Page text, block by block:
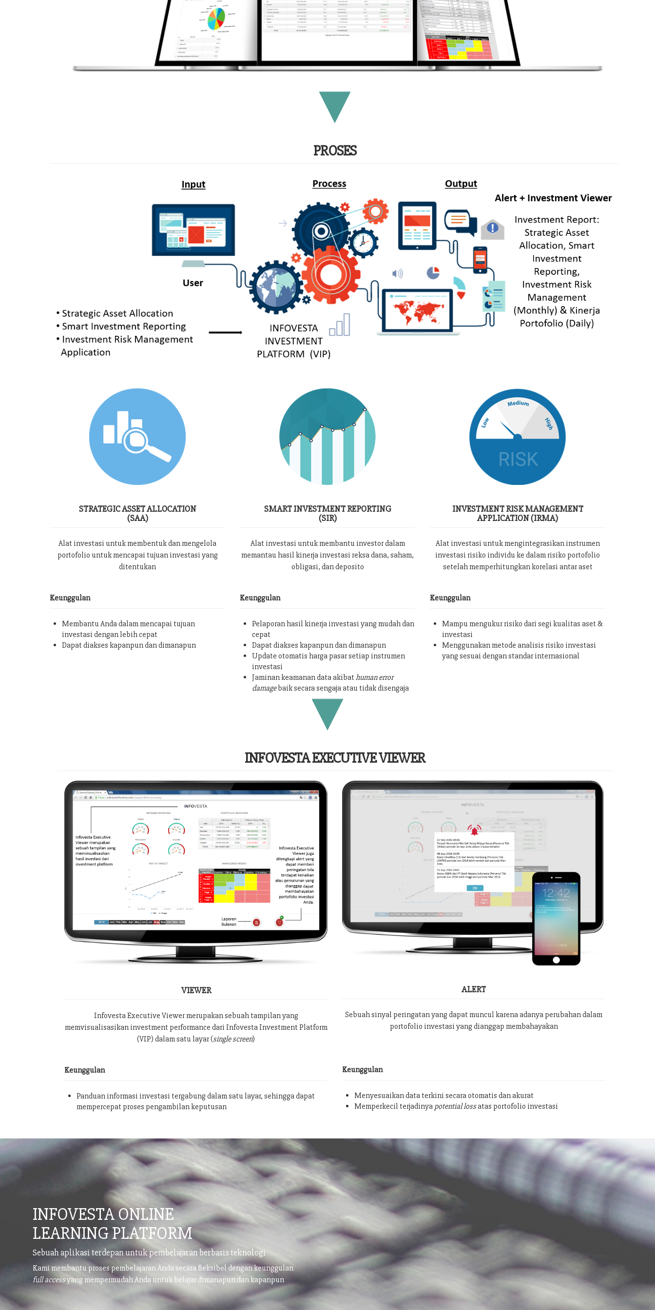
PROSES
STRATEGIC ASSET ALLOCATION
(SAA)
Alat investasi untuk membentuk dan mengelola
portofolio untuk mencapai tujuan investasi yang
ditentukan
Keunggulan
Membantu Anda dalam mencapai tujuan
investasi dengan lebih cepat
Dapat diakses kapanpun dan dimanapun
SMART INVESTMENT REPORTING
(SIR)
Alat investasi untuk membantu investor dalam
memantau hasil kinerja investasi reksa dana, saham,
obligasi, dan deposito
Keunggulan
Pelaporan hasil kinerja investasi yang mudah dan
cepat
Dapat diakses kapanpun dan dimanapun
Update otomatis harga pasar setiap instrumen
investasi
Jaminan keamanan data akibat human error
damagebaik secara sengaja atau tidak disengaja
INVESTMENT RISK MANAGEMENT
APPLICATION (IRMA)
Alat investasi untuk mengintegrasikan instrumen
investasi risiko individu ke dalam risiko portofolio
setelah memperhitungkan korelasi antar aset
Keunggulan
Mampu mengukur risiko dari segi kualitas aset &
investasi
Menggunakan metode analisis risiko investasi
yang sesuai dengan standar internasional
INFOVESTA EXECUTIVE VIEWER
VIEWER
Infovesta Executive Viewer merupakan sebuah tampilan yang
memvisualisasikan investment performance dari Infovesta Investment Platform
(VIP) dalam satu layar (single screen)
Keunggulan
Panduan informasi investasi tergabung dalam satu layar, sehingga dapat
mempercepat proses pengambilan keputusan
ALERT
Sebuah sinyal peringatan yang dapat muncul karena adanya perubahan dalam
portofolio investasi yang dianggap membahayakan
Keunggulan
Menyesuaikan data terkini secara otomatis dan akurat
Memperkecil terjadinya potential lossatas portofolio investasi
INFOVESTA ONLINE
LEARNING PLATFORM
Sebuah aplikasi terdepan untuk pembelajaran berbasis teknologi
Kami membantu proses pembelajaran Anda secara fleksibel dengan keunggulan
full accessyang mempermudah Anda untuk belajar dimanapun dan kapanpun